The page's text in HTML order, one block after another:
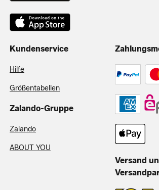
Kundenservice
Hilfe
Größentabellen
Zalando-Gruppe
Zalando
ABOUT YOU
Versand